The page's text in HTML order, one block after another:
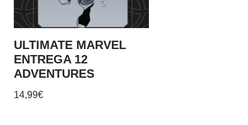
ULTIMATE MARVEL
ENTREGA 12
ADVENTURES
14,99€